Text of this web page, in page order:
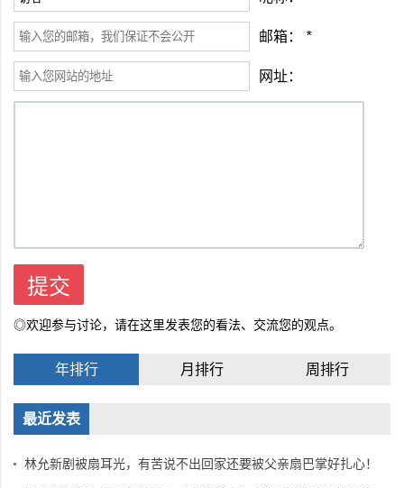
邮箱： *
网址：
◎欢迎参与讨论，请在这里发表您的看法、交流您的观点。
年排行 月排行 周排行
最近发表
林允新剧被扇耳光，有苦说不出回家还要被父亲扇巴掌好扎心！